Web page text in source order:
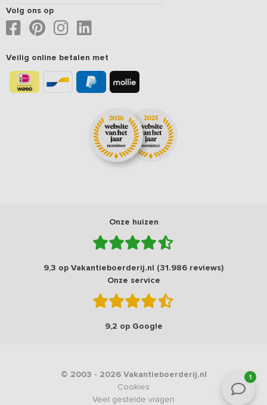
1
Volg ons op
Veilig online betalen met
Onze huizen
9,3 op Vakantieboerderij.nl (31.986 reviews)
Onze service
9,2 op Google
© 2003 - 2026 Vakantieboerderij.nl
Cookies
Veel gestelde vragen